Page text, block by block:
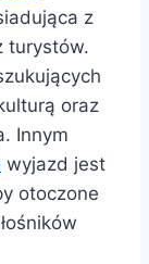
z
turystów.
oraz
Innym
wyjazd jest
otoczone